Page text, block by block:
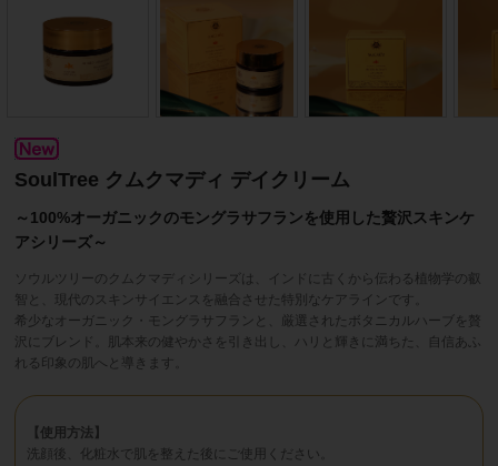
SoulTree クムクマディ デイクリーム
～100%オーガニックのモングラサフランを使用した贅沢スキンケ
アシリーズ～
ソウルツリーのクムクマディシリーズは、インドに古くから伝わる植物学の叡
智と、現代のスキンサイエンスを融合させた特別なケアラインです。
希少なオーガニック・モングラサフランと、厳選されたボタニカルハーブを贅
沢にブレンド。肌本来の健やかさを引き出し、ハリと輝きに満ちた、自信あふ
れる印象の肌へと導きます。
【使用方法】
洗顔後、化粧水で肌を整えた後にご使用ください。